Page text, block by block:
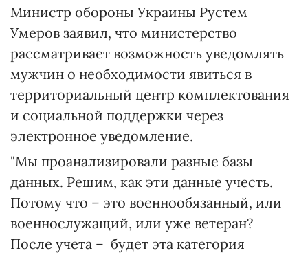
Министр обороны Украины Рустем
Умеров заявил, что министерство
рассматривает возможность уведомлять
мужчин о необходимости явиться в
территориальный центр комплектования
и социальной поддержки через
электронное уведомление.
"Мы проанализировали разные базы
данных. Решим, как эти данные учесть.
Потому что – это военнообязанный, или
военнослужащий, или уже ветеран?
После учета – будет эта категория